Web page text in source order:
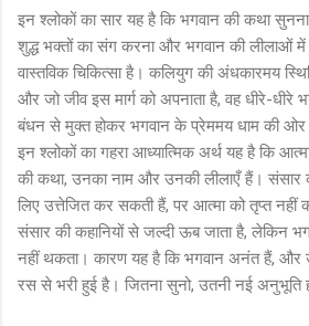
इन श्लोकों का सार यह है कि भगवान की कथा
शुद्ध भक्तों का संग करना और भगवान की लीलाओं में
वास्तविक चिकित्सा है। कलियुग की अंधकारमय
और जो जीव इस मार्ग को अपनाता है, वह धीरे-
बंधन से मुक्त होकर भगवान के प्रेममय धाम की ओर
इन श्लोकों का गहरा आध्यात्मिक अर्थ यह है कि
की कथा, उनका नाम और उनकी लीलाएँ हैं।
लिए उत्तेजित कर सकती हैं, पर आत्मा को तृप्त
संसार की कहानियों से जल्दी ऊब जाता है, लेकिन
नहीं थकता। कारण यह है कि भगवान अनंत हैं, और
रस से भरी हुई है। जितना सुनो, उतनी नई अनुभूति